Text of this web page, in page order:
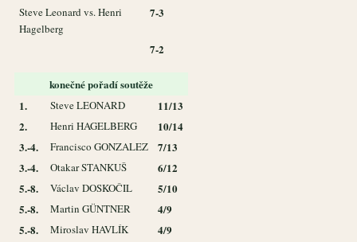
Steve Leonard vs. Henri
Hagelberg
7-3
7-2
konečné pořadí soutěže
1.
Steve LEONARD
11/13
2.
Henri HAGELBERG
10/14
3.-4.
Francisco GONZALEZ
7/13
3.-4.
Otakar STANKUŠ
6/12
5.-8.
Václav DOSKOČIL
5/10
5.-8.
Martin GÜNTNER
4/9
5.-8.
Miroslav HAVLÍK
4/9